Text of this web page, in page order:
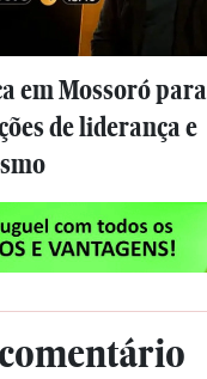
em Mossoró para
de liderança e